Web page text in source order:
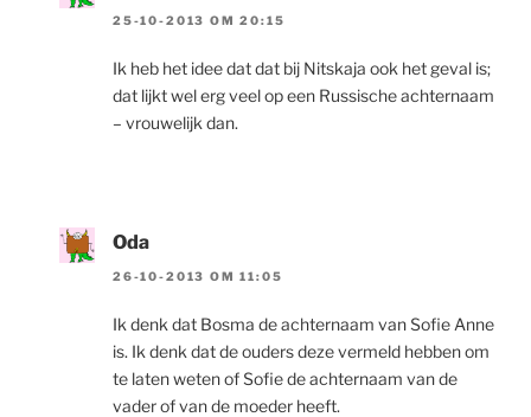
25-10-2013 OM 20:15
Ik heb het idee dat dat bij Nitskaja ook het geval is;
dat lijkt wel erg veel op een Russische achternaam
– vrouwelijk dan.
Oda
26-10-2013 OM 11:05
Ik denk dat Bosma de achternaam van Sofie Anne
is. Ik denk dat de ouders deze vermeld hebben om
te laten weten of Sofie de achternaam van de
vader of van de moeder heeft.